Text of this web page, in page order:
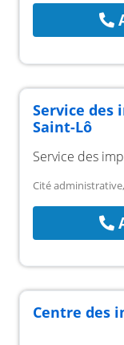
Service des
Saint-Lô
Service des
Cité
Centre des